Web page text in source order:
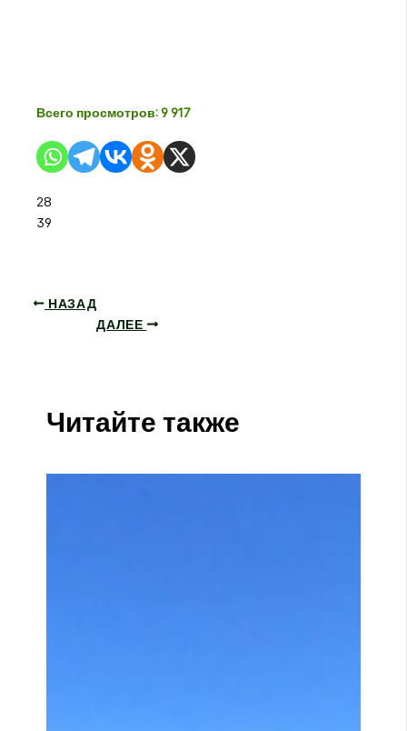
Всего просмотров: 9 917
28
39
НАЗАД
ДАЛЕЕ
Читайте также